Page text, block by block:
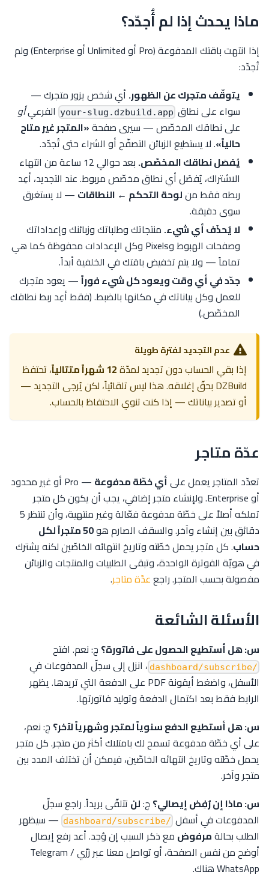
ماذا يحدث إذا لم أُجدّد؟
إذا انتهت باقتك المدفوعة (Pro أو Unlimited أو Enterprise) ولم
تُجدّد:
يتوقّف متجرك عن الظهور. أي شخص يزور متجرك —
سواء على نطاق your-slug.dzbuild.app الفرعيأو
على نطاقك المخصّص — سيرى صفحة«المتجر غير متاح
حالياً». لا يستطيع الزبائن التصفّح أو الشراء حتى تُجدّد.
يُفصَل نطاقك المخصّص.
بعد حوالي 12 ساعة من انتهاء
الاشتراك، يُفصَل أي نطاق مخصّص مربوط. عند التجديد، أعِد
ربطه فقط منلوحة التحكم ← النطاقات — لا يستغرق
سوى دقيقة.
لا يُحذَف أي شيء. منتجاتك وطلباتك وزبائنك وإعداداتك
وصفحات الهبوط وPixels وكل الإعدادات محفوظة كما هي
تماماً — ولا يتم تخفيض باقتك في الخلفية أبداً.
جدّد في أي وقت ويعود كل شيء فوراً— يعود متجرك
للعمل وكل بياناتك في مكانها بالضبط. (فقط أعِد ربط نطاقك
المخصّص.)
عدم التجديد لفترة طويلة
إذا بقي الحساب دون تجديد لمدّة12 شهراً متتالياً
، تحتفظ
DZBuild بحقّ إغلاقه. هذا ليس تلقائياً، لكن يُرجى التجديد —
أو تصدير بياناتك — إذا كنت تنوي الاحتفاظ بالحساب.
عدّة متاجر
تعدّد المتاجر يعمل علىأي خطّة مدفوعة
— Pro أو غير محدود
أو Enterprise. ولإنشاء متجر إضافي، يجب أن يكون كل متجر
تملكه أصلاً على خطّة مدفوعة فعّالة وغير منتهية، وأن تنتظر 5
دقائق بين إنشاء وآخر. والسقف الصارم هو
50 متجراً لكل
حساب. كل متجر يحمل خطّته وتاريخ انتهائه الخاصّين لكنه يشترك
في هويّة الفوترة الواحدة، وتبقى الطلبيات والمنتجات والزبائن
مفصولة بحسب المتجر. راجععدّة متاجر.
الأسئلة الشائعة
س: هل أستطيع الحصول على فاتورة؟ ج: نعم. افتح
/dashboard/subscribe
، انزل إلى سجلّ المدفوعات في
الأسفل، واضغط أيقونة PDF على الدفعة التي تريدها. يظهر
الرابط فقط بعد اكتمال الدفعة وتوليد فاتورتها.
س: هل أستطيع الدفع سنوياً لمتجر وشهرياً لآخر؟ ج: نعم،
على أي خطّة مدفوعة تسمح لك بامتلاك أكثر من متجر. كل متجر
يحمل خطّته وتاريخ انتهائه الخاصّين، فيمكن أن تختلف المدد بين
متجر وآخر.
س: ماذا إن رُفِض إيصالي؟ ج:لن تتلقّى بريداً. راجع سجلّ
المدفوعات في أسفل /dashboard/subscribe
— سيظهر
الطلب بحالةمرفوض مع ذكر السبب إن وُجد. أعد رفع إيصال
أوضح من نفس الصفحة، أو تواصل معنا عبر زرّي Telegram /
WhatsApp هناك.